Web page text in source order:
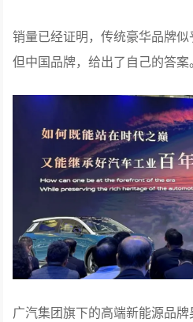
销量已经证明，传统豪华品牌似
但中国品牌，给出了自己的答案。
广汽集团旗下的高端新能源品